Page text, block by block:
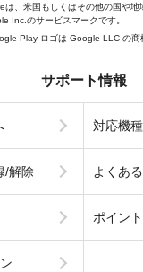
、米国もしくはその他の国や
Inc.のサービスマークです。
Play ロゴは Google LLC の商
サポート情報
対応機
/解除 よくあ
ポイン